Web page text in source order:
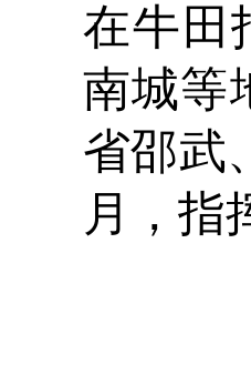
在牛田
南城等
省邵武
月，指